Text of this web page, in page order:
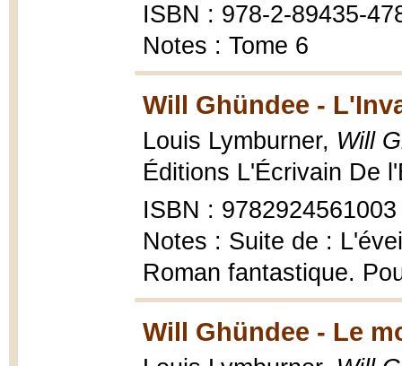
ISBN : 978-2-89435-
Notes : Tome 6
Will Ghündee -
Louis Lymburner, Will
Éditions L'Écrivain De
ISBN : 9782924561003
Notes : Suite de :
Roman fantastique.
Will Ghündee - Le